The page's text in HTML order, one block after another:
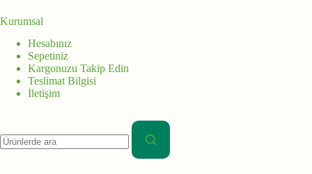
Kurumsal
Hesabınız
Sepetiniz
Kargonuzu Takip Edin
Teslimat Bilgisi
İletişim